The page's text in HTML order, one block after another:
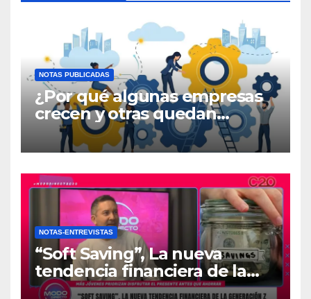
NOTAS PUBLICADAS
¿Por qué algunas empresas
crecen y otras quedan
atrapadas en el día a día?
NOTAS-ENTREVISTAS
“Soft Saving”, La nueva
tendencia financiera de la
generación Z